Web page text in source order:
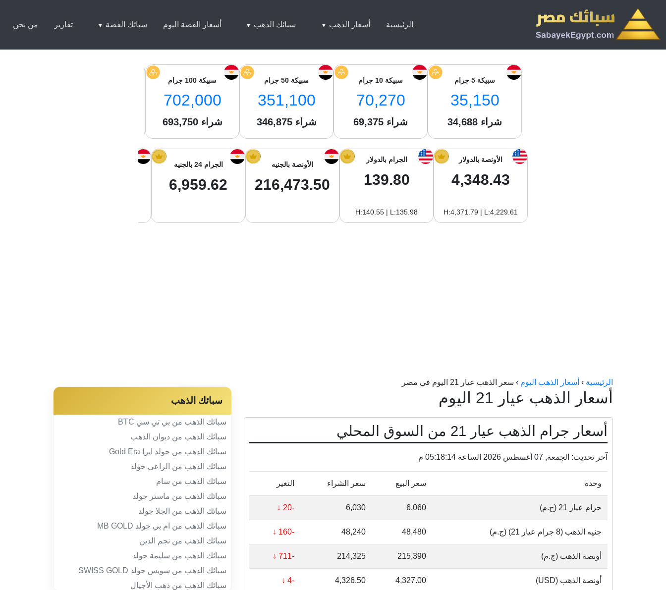
الرئيسية أسعار الذهب سبائك الذهب أسعار الفضة اليوم سبائك الفضة تقارير من نحن
سبيكة 5 جرام
35,150
34,688 شراء
سبيكة 10 جرام
70,270
69,375 شراء
سبيكة 50 جرام
351,100
346,875 شراء
سبيكة 100 جرام
702,000
693,750 شراء
الأونصة بالدولار
4,348.43
H:4,371.79 | L:4,229.61
الجرام بالدولار
139.80
H:140.55 | L:135.98
الأونصة بالجنيه
216,473.50
الجرام 24 بالجنيه
6,959.62
الرئيسية › أسعار الذهب اليوم › سعر الذهب عيار 21 اليوم في مصر
أسعار الذهب عيار 21 اليوم
أسعار جرام الذهب عيار 21 من السوق المحلي
آخر تحديث: الجمعة, 07 أغسطس 2026 الساعة 05:18:14 م
وحدة سعر البيع سعر الشراء التغير
جرام عيار 21 (ج.م) 6,060
6,030
-20 ↓
جنيه الذهب (8 جرام عيار 21) (ج.م) 48,480
48,240
-160 ↓
أونصة الذهب (ج.م) 215,390
214,325
-711 ↓
أونصة الذهب (USD) 4,327.00
4,326.50
-4 ↓
سبائك الذهب
سبائك الذهب من بي تي سي BTC
سبائك الذهب من ديوان الذهب
سبائك الذهب من جولد ايرا Gold Era
سبائك الذهب من الراعي جولد
سبائك الذهب من سام
سبائك الذهب من ماستر جولد
سبائك الذهب من الجلا جولد
سبائك الذهب من ام بي جولد MB GOLD
سبائك الذهب من نجم الدين
سبائك الذهب من سليمة جولد
سبائك الذهب من سويس جولد SWISS GOLD
سبائك الذهب من ذهب الأجيال